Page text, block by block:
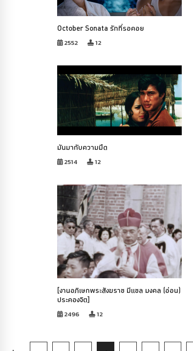
October Sonata รักที่รอคอย
2552 12
มันมากับความมืด
2514 12
[งานอภิเษกพระสังฆราช มีแชล มงคล (อ่อน)
ประคองจิต]
2496 12